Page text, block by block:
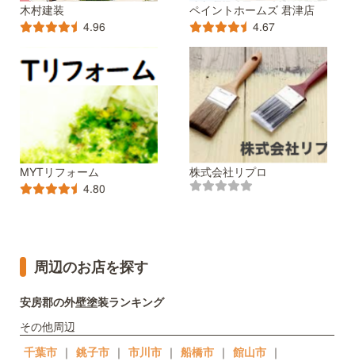
木村建装
4.96
ペイントホームズ 君津店
4.67
MYTリフォーム
4.80
株式会社リプロ
周辺のお店を探す
安房郡の外壁塗装ランキング
その他周辺
千葉市 ｜ 銚子市 ｜ 市川市 ｜ 船橋市 ｜ 館山市 ｜